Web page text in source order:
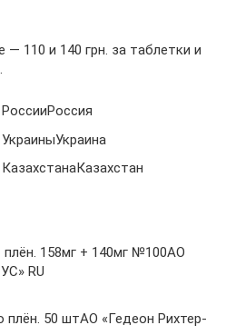
— 110 и 140 грн. за таблетки и
плён. 158мг + 140мг №100АО
RU
плён. 50 штАО «Гедеон Рихтер-